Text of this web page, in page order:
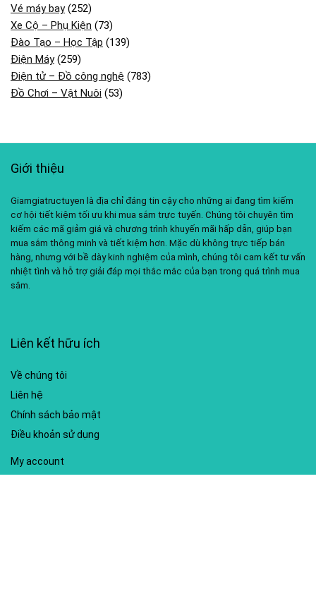
Vé máy bay(252)
Xe Cộ – Phụ Kiện (73)
Đào Tạo – Học Tập (139)
Điện Máy(259)
Điện tử – Đồ công nghệ (783)
Đồ Chơi – Vật Nuôi (53)
Giới thiệu
Giamgiatructuyen là địa chỉ đáng tin cậy cho những ai đang tìm kiếm
cơ hội tiết kiệm tối ưu khi mua sắm trực tuyến. Chúng tôi chuyên tìm
kiếm các mã giảm giá và chương trình khuyến mãi hấp dẫn, giúp bạn
mua sắm thông minh và tiết kiệm hơn. Mặc dù không trực tiếp bán
hàng, nhưng với bề dày kinh nghiệm của mình, chúng tôi cam kết tư vấn
nhiệt tình và hỗ trợ giải đáp mọi thắc mắc của bạn trong quá trình mua
sắm.
Liên kết hữu ích
Về chúng tôi
Liên hệ
Chính sách bảo mật
Điều khoản sử dụng
My account